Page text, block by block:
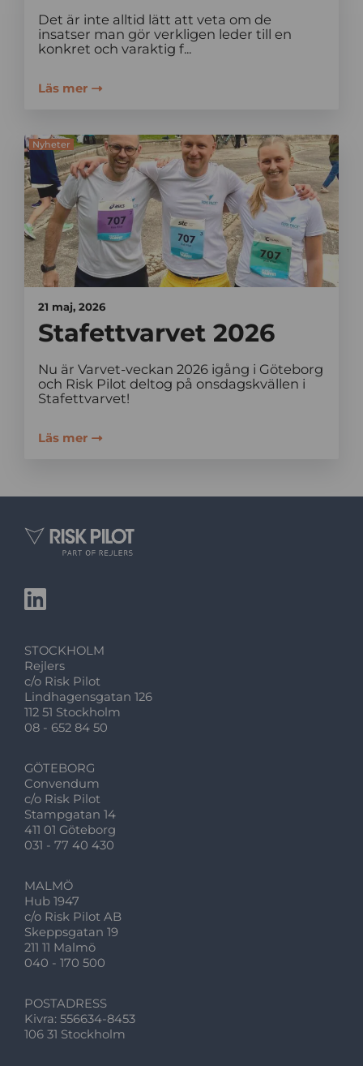
Det är inte alltid lätt att veta om de
insatser man gör verkligen leder till en
konkret och varaktig f...
Läs mer
Nyheter
21 maj, 2026
Stafettvarvet 2026
Nu är Varvet-veckan 2026 igång i Göteborg
och Risk Pilot deltog på onsdagskvällen i
Stafettvarvet!
Läs mer
STOCKHOLM
Rejlers
c/o Risk Pilot
Lindhagensgatan 126
112 51 Stockholm
08 - 652 84 50
GÖTEBORG
Convendum
c/o Risk Pilot
Stampgatan 14
411 01 Göteborg
031 - 77 40 430
MALMÖ
Hub 1947
c/o Risk Pilot AB
Skeppsgatan 19
211 11 Malmö
040 - 170 500
POSTADRESS
Kivra: 556634-8453
106 31 Stockholm